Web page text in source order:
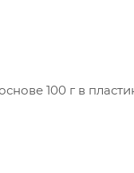
100 г в